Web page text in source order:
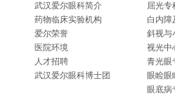
武汉爱尔眼科简介
药物临床实验机构
爱尔荣誉
医院环境
人才招聘
武汉爱尔眼科博士团
屈光专
白内障
斜视与
视光中
青光眼
眼睑眼
眼底病